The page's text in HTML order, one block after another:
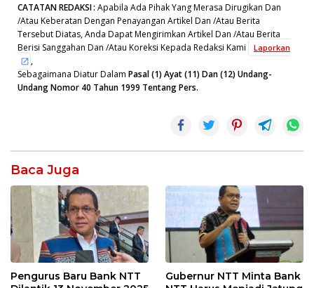
CATATAN REDAKSI: Apabila Ada Pihak Yang Merasa Dirugikan Dan
/Atau Keberatan Dengan Penayangan Artikel Dan /Atau Berita
Tersebut Diatas, Anda Dapat Mengirimkan Artikel Dan /Atau Berita
Berisi Sanggahan Dan /Atau Koreksi Kepada Redaksi Kami
Laporkan
,
Sebagaimana Diatur Dalam Pasal (1) Ayat (11) Dan (12) Undang-
Undang Nomor 40 Tahun 1999 Tentang Pers.
Baca Juga
Pengurus Baru Bank NTT
Gubernur NTT Minta Bank